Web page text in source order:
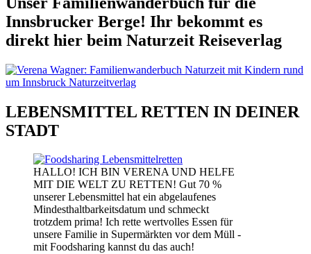
Innsbrucker Berge! Ihr bekommt es
direkt hier beim Naturzeit Reiseverlag
LEBENSMITTEL RETTEN IN DEINER
STADT
HALLO! ICH BIN VERENA UND HELFE
MIT DIE WELT ZU RETTEN! Gut 70 %
unserer Lebensmittel hat ein abgelaufenes
Mindesthaltbarkeitsdatum und schmeckt
trotzdem prima! Ich rette wertvolles Essen für
unsere Familie in Supermärkten vor dem Müll -
mit Foodsharing kannst du das auch!